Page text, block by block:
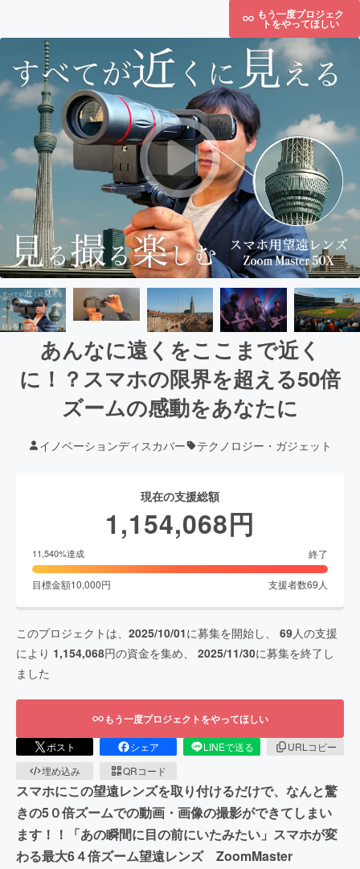
もう一度プロジェク
トをやってほしい
あんなに遠くをここまで近く
に！？スマホの限界を超える50倍
ズームの感動をあなたに
イノベーションディスカバー テクノロジー・ガジェット
現在の支援総額
1,154,068円
11,540%達成 終了
目標金額10,000円 支援者数69 人
このプロジェクトは、 2025/10/01に募集を開始し、 69人の支援
により 1,154,068円の資金を集め、 2025/11/30に募集を終了し
ました
もう一度プロジェクトをやってほしい
ポスト シェア LINEで送る
URLコピー
埋め込み
QRコード
スマホにこの望遠レンズを取り付けるだけで、なんと驚
きの5０倍ズームでの動画・画像の撮影ができてしまい
ます！！「あの瞬間に目の前にいたみたい」スマホが変
わる最大6４倍ズーム望遠レンズ ZoomMaster